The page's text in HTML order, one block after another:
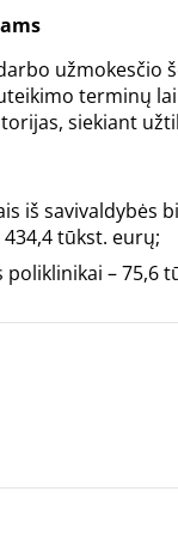
užmokesčio
terminų
siekiant
iš savivaldybės
tūkst. eurų;
– 75,6